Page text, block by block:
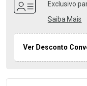
Exclusivo
Saiba Mais
Ver Desconto